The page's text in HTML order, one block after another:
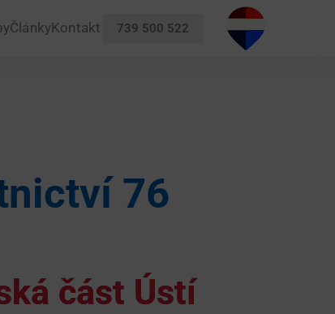
ČlánkyKontakt 739 500 522
76
část Ústí